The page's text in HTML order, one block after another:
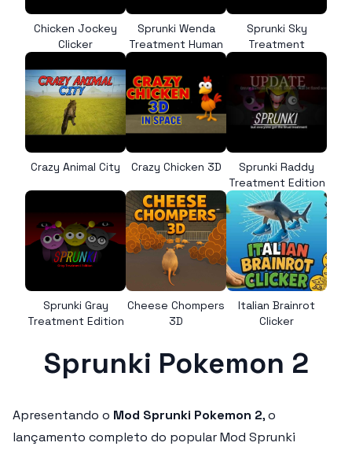
Chicken Jockey
Clicker
Sprunki Wenda
Treatment Human
Sprunki Sky
Treatment
Crazy Animal City Crazy Chicken 3D
Sprunki Raddy
Treatment Edition
Sprunki Gray
Treatment Edition
Cheese Chompers
3D
Italian Brainrot
Clicker
Sprunki Pokemon 2
Apresentando o Mod Sprunki Pokemon 2, o
lançamento completo do popular Mod Sprunki